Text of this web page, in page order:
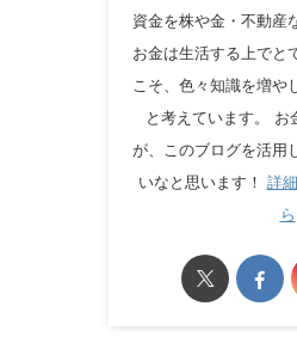
資金を株や金・不動産
お金は生活する上でと
こそ、色々知識を増や
と考えています。 お
が、このブログを活用
いなと思います！ 詳
ら